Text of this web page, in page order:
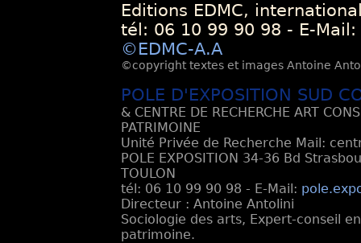
Editions EDMC,
tél: 06 10 99 90 98 - E-Mail:
©EDMC-A.A
©copyright textes et images Antoine
POLE D'EXPOSITION SUD
& CENTRE DE RECHERCHE ART
PATRIMOINE
Unité Privée de Recherche Mail:
POLE EXPOSITION 34-36 Bd
TOULON
tél: 06 10 99 90 98 - E-Mail:
Directeur : Antoine Antolini
Sociologie des arts, Expert-conseil
patrimoine.